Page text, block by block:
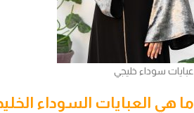
عبايات سوداء خليجي
ما هي العبايات السوداء